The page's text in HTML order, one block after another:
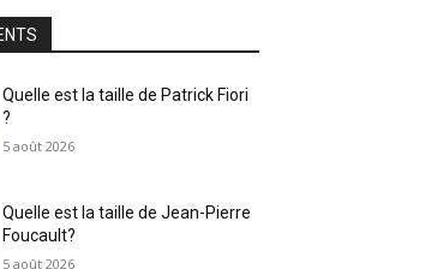
Quelle est la taille de Patrick Fiori
?
5 août 2026
Quelle est la taille de Jean-Pierre
Foucault?
5 août 2026